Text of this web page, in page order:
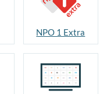
NPO 1 Extra